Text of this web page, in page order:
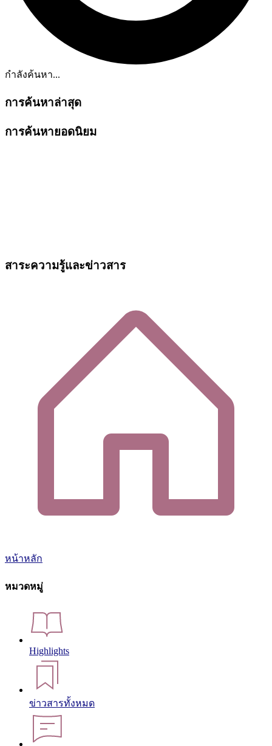
กำลังค้นหา...
การค้นหาล่าสุด
การค้นหายอดนิยม
สาระความรู้และข่าวสาร
หน้าหลัก
หมวดหมู่
Highlights
ข่าวสารทั้งหมด